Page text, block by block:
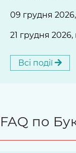
09 грудня
21 грудня
Всі події
FAQ по